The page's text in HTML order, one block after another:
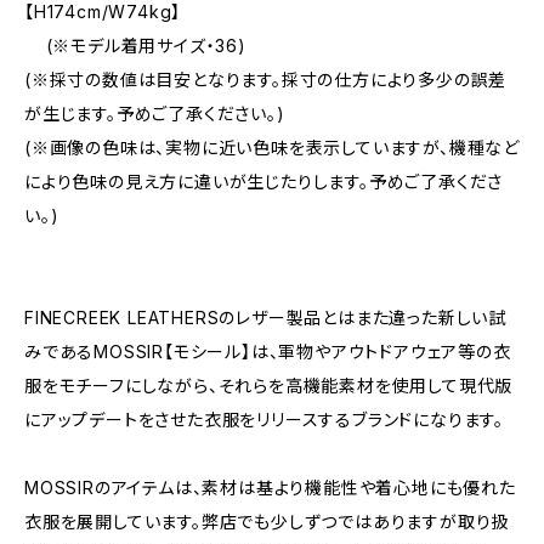
【H174cm/W74kg】
(※モデル着用サイズ・36)
(※採寸の数値は目安となります。採寸の仕方により多少の誤差
が生じます。予めご了承ください。)
(※画像の色味は、実物に近い色味を表示していますが、機種など
により色味の見え方に違いが生じたりします。予めご了承くださ
い。)
FINECREEK LEATHERSのレザー製品とはまた違った新しい試
みであるMOSSIR【モシール】は、軍物やアウトドアウェア等の衣
服をモチーフにしながら、それらを高機能素材を使用して現代版
にアップデートをさせた衣服をリリースするブランドになります。
MOSSIRのアイテムは、素材は基より機能性や着心地にも優れた
衣服を展開しています。弊店でも少しずつではありますが取り扱